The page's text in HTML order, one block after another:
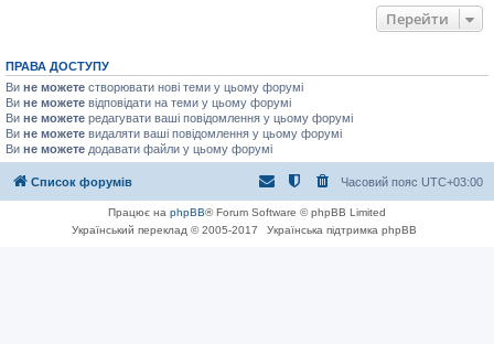
Перейти
ПРАВА ДОСТУПУ
Ви не можете створювати нові теми у цьому форумі
Ви не можете відповідати на теми у цьому форумі
Ви не можете редагувати ваші повідомлення у цьому форумі
Ви не можете видаляти ваші повідомлення у цьому форумі
Ви не можете додавати файли у цьому форумі
Список форумів Часовий пояс UTC+03:00
Працює на phpBB® Forum Software © phpBB Limited
Український переклад © 2005-2017
Українська підтримка phpBB